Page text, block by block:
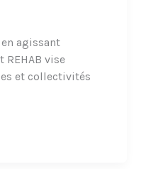
agissant
vise
et collectivités